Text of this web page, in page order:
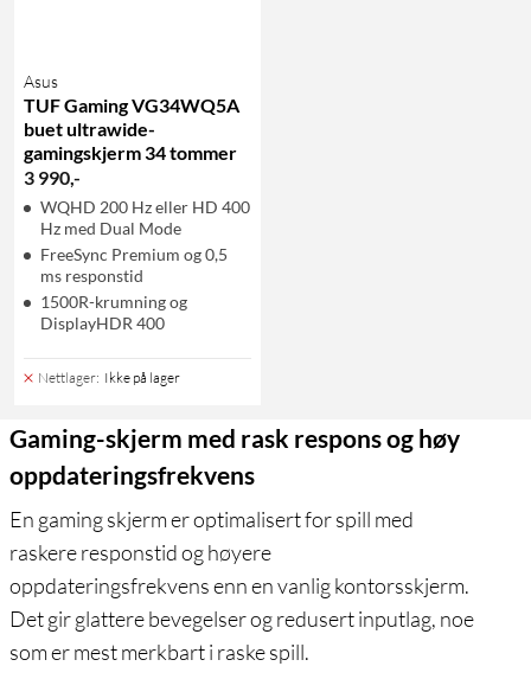
Asus
TUF Gaming VG34WQ5A
buet ultrawide-
gamingskjerm 34 tommer
3 990,-
WQHD 200 Hz eller HD 400
Hz med Dual Mode
FreeSync Premium og 0,5
ms responstid
1500R-krumning og
DisplayHDR 400
Nettlager: Ikke på lager
Gaming-skjerm med rask respons og høy
oppdateringsfrekvens
En gaming skjerm er optimalisert for spill med
raskere responstid og høyere
oppdateringsfrekvens enn en vanlig kontorsskjerm.
Det gir glattere bevegelser og redusert inputlag, noe
som er mest merkbart i raske spill.